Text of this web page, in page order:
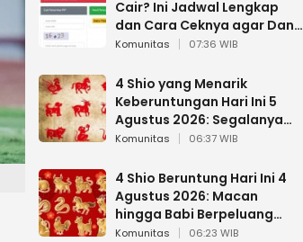
Cair? Ini Jadwal Lengkap
dan Cara Ceknya agar Dana
Tidak Hangus!
Komunitas 07:36 WIB
4 Shio yang Menarik
Keberuntungan Hari Ini 5
Agustus 2026: Segalanya
Berjalan Lancar
Komunitas 06:37 WIB
4 Shio Beruntung Hari Ini 4
Agustus 2026: Macan
hingga Babi Berpeluang
Dapat Kabar Baik
Komunitas 06:23 WIB